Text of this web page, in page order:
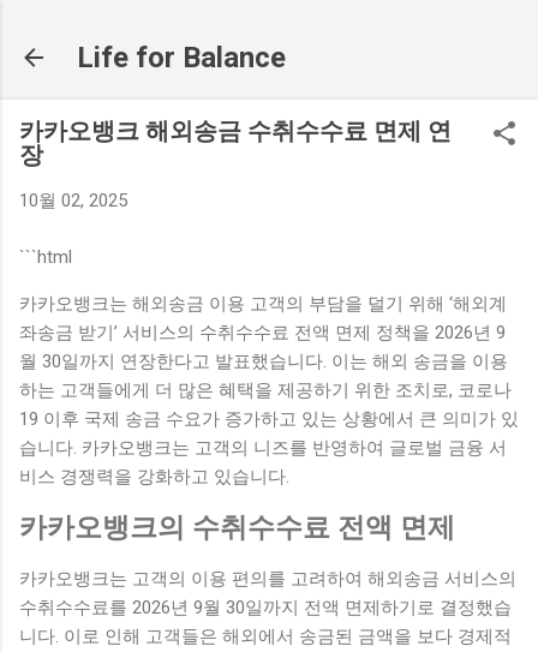
Life for Balance
카카오뱅크 해외송금 수취수수료 면제 연
장
10월 02, 2025
```html
카카오뱅크는 해외송금 이용 고객의 부담을 덜기 위해 ‘해외계
좌송금 받기’ 서비스의 수취수수료 전액 면제 정책을 2026년 9
월 30일까지 연장한다고 발표했습니다. 이는 해외 송금을 이용
하는 고객들에게 더 많은 혜택을 제공하기 위한 조치로, 코로나
19 이후 국제 송금 수요가 증가하고 있는 상황에서 큰 의미가 있
습니다. 카카오뱅크는 고객의 니즈를 반영하여 글로벌 금융 서
비스 경쟁력을 강화하고 있습니다.
카카오뱅크의 수취수수료 전액 면제
카카오뱅크는 고객의 이용 편의를 고려하여 해외송금 서비스의
수취수수료를 2026년 9월 30일까지 전액 면제하기로 결정했습
니다. 이로 인해 고객들은 해외에서 송금된 금액을 보다 경제적